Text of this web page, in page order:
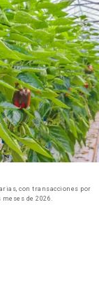
con transacciones por
de 2026.